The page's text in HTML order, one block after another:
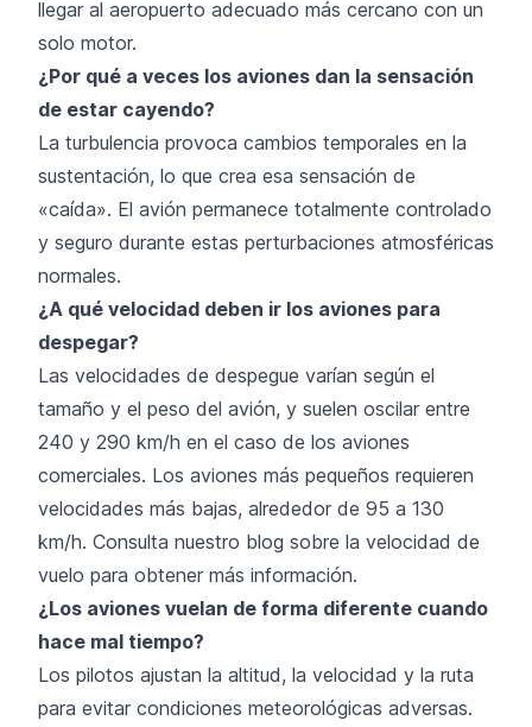
llegar al aeropuerto adecuado más cercano con un
solo motor.
¿Por qué a veces los aviones dan la sensación
de estar cayendo?
La turbulencia provoca cambios temporales en la
sustentación, lo que crea esa sensación de
«caída». El avión permanece totalmente controlado
y seguro durante estas perturbaciones atmosféricas
normales.
¿A qué velocidad deben ir los aviones para
despegar?
Las velocidades de despegue varían según el
tamaño y el peso del avión, y suelen oscilar entre
240 y 290 km/h en el caso de los aviones
comerciales. Los aviones más pequeños requieren
velocidades más bajas, alrededor de 95 a 130
km/h. Consulta nuestro blog sobre la velocidad de
vuelo para obtener más información.
¿Los aviones vuelan de forma diferente cuando
hace mal tiempo?
Los pilotos ajustan la altitud, la velocidad y la ruta
para evitar condiciones meteorológicas adversas.